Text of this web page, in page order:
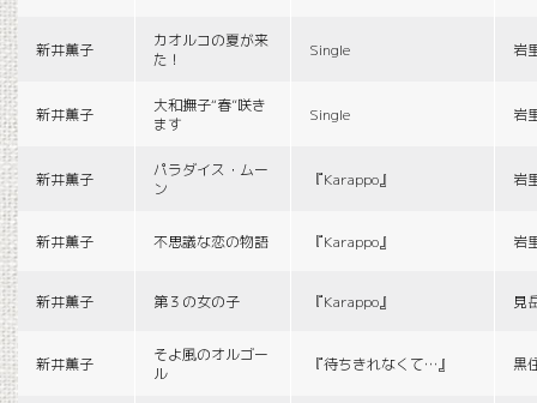
新井薫子
カオルコの夏が来
た！
Single 岩
新井薫子
大和撫子“春”咲き
ます
Single 岩
新井薫子
パラダイス・ムー
ン
『Karappo』 岩
新井薫子 不思議な恋の物語 『Karappo』 岩
新井薫子 第３の女の子 『Karappo』 見
新井薫子
そよ風のオルゴー
ル
『待ちきれなくて…』 黒